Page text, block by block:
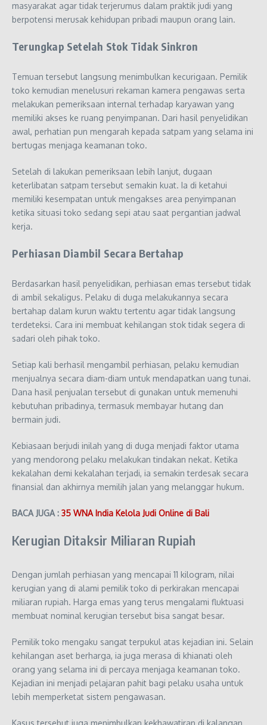
masyarakat agar tidak terjerumus dalam praktik judi yang
berpotensi merusak kehidupan pribadi maupun orang lain.
Terungkap Setelah Stok Tidak Sinkron
Temuan tersebut langsung menimbulkan kecurigaan. Pemilik
toko kemudian menelusuri rekaman kamera pengawas serta
melakukan pemeriksaan internal terhadap karyawan yang
memiliki akses ke ruang penyimpanan. Dari hasil penyelidikan
awal, perhatian pun mengarah kepada satpam yang selama ini
bertugas menjaga keamanan toko.
Setelah di lakukan pemeriksaan lebih lanjut, dugaan
keterlibatan satpam tersebut semakin kuat. Ia di ketahui
memiliki kesempatan untuk mengakses area penyimpanan
ketika situasi toko sedang sepi atau saat pergantian jadwal
kerja.
Perhiasan Diambil Secara Bertahap
Berdasarkan hasil penyelidikan, perhiasan emas tersebut tidak
di ambil sekaligus. Pelaku di duga melakukannya secara
bertahap dalam kurun waktu tertentu agar tidak langsung
terdeteksi. Cara ini membuat kehilangan stok tidak segera di
sadari oleh pihak toko.
Setiap kali berhasil mengambil perhiasan, pelaku kemudian
menjualnya secara diam-diam untuk mendapatkan uang tunai.
Dana hasil penjualan tersebut di gunakan untuk memenuhi
kebutuhan pribadinya, termasuk membayar hutang dan
bermain judi.
Kebiasaan berjudi inilah yang di duga menjadi faktor utama
yang mendorong pelaku melakukan tindakan nekat. Ketika
kekalahan demi kekalahan terjadi, ia semakin terdesak secara
finansial dan akhirnya memilih jalan yang melanggar hukum.
BACA JUGA : 35 WNA India Kelola Judi Online di Bali
Kerugian Ditaksir Miliaran Rupiah
Dengan jumlah perhiasan yang mencapai 11 kilogram, nilai
kerugian yang di alami pemilik toko di perkirakan mencapai
miliaran rupiah. Harga emas yang terus mengalami fluktuasi
membuat nominal kerugian tersebut bisa sangat besar.
Pemilik toko mengaku sangat terpukul atas kejadian ini. Selain
kehilangan aset berharga, ia juga merasa di khianati oleh
orang yang selama ini di percaya menjaga keamanan toko.
Kejadian ini menjadi pelajaran pahit bagi pelaku usaha untuk
lebih memperketat sistem pengawasan.
Kasus tersebut juga menimbulkan kekhawatiran di kalangan